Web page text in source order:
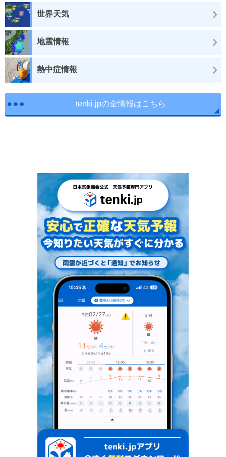
世界天気
地震情報
熱中症情報
tenki.jpの全情報はこちら